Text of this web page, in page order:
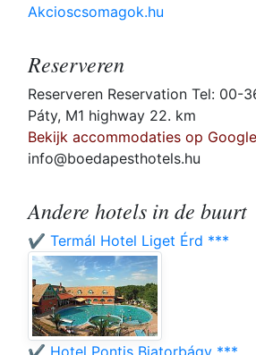
Akcioscsomagok.hu
Reserveren
Reserveren Reservation Tel: 00-
Páty, M1 highway 22. km
Bekijk accommodaties op
info@boedapesthotels.hu
Andere hotels in de buurt
✔️ Termál Hotel Liget Érd ***